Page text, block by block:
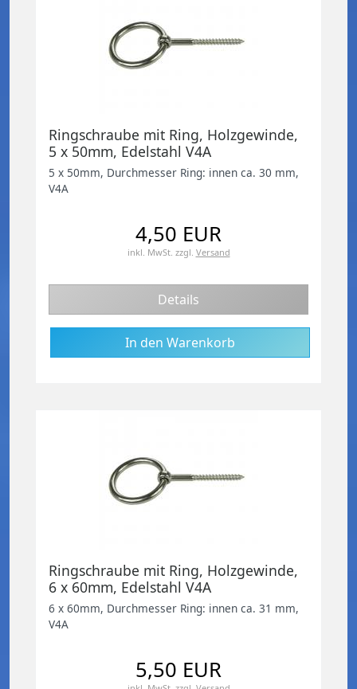
Ringschraube mit Ring, Holzgewinde,
5 x 50mm, Edelstahl V4A
5 x 50mm, Durchmesser Ring: innen ca. 30 mm,
V4A
4,50 EUR
inkl. MwSt. zzgl. Versand
Details
Ringschraube mit Ring, Holzgewinde,
6 x 60mm, Edelstahl V4A
6 x 60mm, Durchmesser Ring: innen ca. 31 mm,
V4A
5,50 EUR